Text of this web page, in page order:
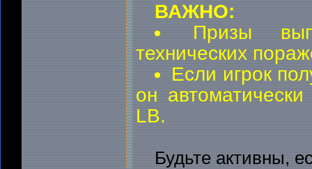
ВАЖНО:
Призы
технических
Если игрок
он
LB.
Будьте активны,